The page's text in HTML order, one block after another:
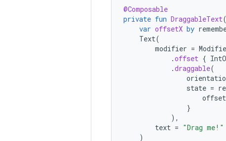
@Composable
private fun DraggableText
var offsetX by
Text(
modifier =
.offset {
.draggable(
state =
}
),
text = "Drag me!"
)